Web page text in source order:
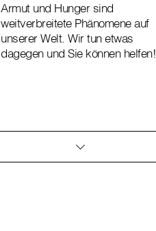
Armut und Hunger sind
weitverbreitete Phänomene auf
unserer Welt. Wir tun etwas
dagegen und Sie können helfen!